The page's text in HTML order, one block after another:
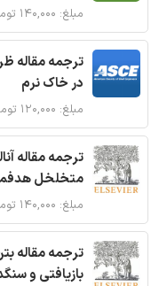
مبلغ: ۱۴۰,۰۰۰ تومان
ترجمه مقاله
در خاک نرم
مبلغ: ۱۲۰,۰۰۰ تومان
ترجمه مقاله
متخلخل
مبلغ: ۱۴۰,۰۰۰ تومان
ترجمه مقاله
بازیافتی و